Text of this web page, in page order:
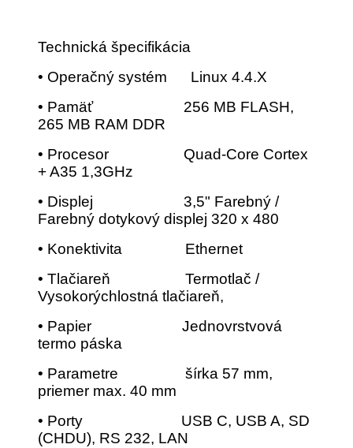
Technická špecifikácia
• Operačný systém Linux 4.4.X
• Pamäť 256 MB FLASH,
265 MB RAM DDR
• Procesor Quad-Core Cortex
+ A35 1,3GHz
• Displej 3,5" Farebný /
Farebný dotykový displej 320 x 480
• Konektivita Ethernet
• Tlačiareň Termotlač /
Vysokorýchlostná tlačiareň,
• Papier Jednovrstvová
termo páska
• Parametre šírka 57 mm,
priemer max. 40 mm
• Porty USB C, USB A, SD
(CHDU), RS 232, LAN